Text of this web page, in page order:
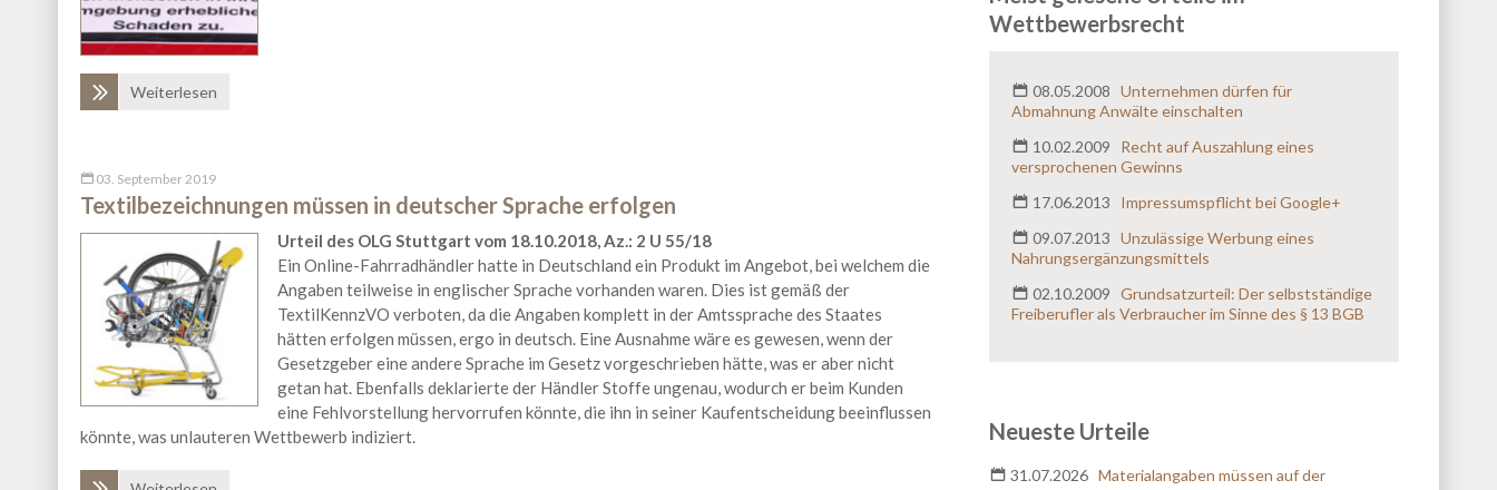
Weiterlesen
03. September 2019
Textilbezeichnungen müssen in deutscher Sprache erfolgen
Urteil des OLG Stuttgart vom 18.10.2018, Az.: 2 U 55/18
Ein Online-Fahrradhändler hatte in Deutschland ein Produkt im Angebot, bei welchem die
Angaben teilweise in englischer Sprache vorhanden waren. Dies ist gemäß der
TextilKennzVO verboten, da die Angaben komplett in der Amtssprache des Staates
hätten erfolgen müssen, ergo in deutsch. Eine Ausnahme wäre es gewesen, wenn der
Gesetzgeber eine andere Sprache im Gesetz vorgeschrieben hätte, was er aber nicht
getan hat. Ebenfalls deklarierte der Händler Stoffe ungenau, wodurch er beim Kunden
eine Fehlvorstellung hervorrufen könnte, die ihn in seiner Kaufentscheidung beeinflussen
könnte, was unlauteren Wettbewerb indiziert.
Telefonnummer:
E-Mail:*
Nachricht:*
Rückruf erwünscht?
Ich erkläre mich damit einverstanden, dass meine
von der Anwaltskanzlei Hild & Kollegen zur
Wettbewerbsrecht
08.05.2008 Unternehmen dürfen für
Abmahnung Anwälte einschalten
10.02.2009
Recht auf Auszahlung eines
versprochenen Gewinns
17.06.2013
Impressumspflicht bei Google+
09.07.2013 Unzulässige Werbung eines
Nahrungsergänzungsmittels
02.10.2009 Grundsatzurteil: Der selbstständige
Freiberufler als Verbraucher im Sinne des § 13 BGB
Neueste Urteile
31.07.2026 Materialangaben müssen auf der